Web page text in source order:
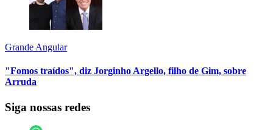
Grande Angular
"Fomos traídos", diz Jorginho Argello, filho de Gim, sobre
Arruda
Siga nossas redes